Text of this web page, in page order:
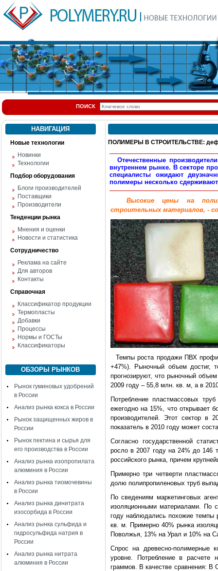
ПОИСК
НАВИГАЦИЯ
Новые технологии
Новинки
Технологии
Подбор оборудования
Блоги производителей
Поставщики
Производители
Тенденции рынка
Мнения и оценки
Новости и статистика
Сотрудничество
Реклама на сайте
Для авторов
Контакты
Справочная
Классификатор продукции
Термопласты
Добавки
Процессы
Нормы и ГОСТы
Классификаторы
ОБЗОРЫ РЫНКОВ
Рынок гуминовых удобрений
в России
Анализ рынка кокса в России
Рынок защищенных жиров в
России
Рынок пектина и сырья для
его производства в России
Анализ рынка изопропилата
алюминия в России
Анализ рынка тиомочевины
в России
Анализ рынка динитрата
изосорбида в России
Анализ рынка сульфида и
гидросульфида натрия в
России
Анализ рынка нитрата
алюминия в России
ПОЛИМЕРЫ В СТРОИТЕЛЬСТВЕ:
Отечественные
внутреннем рынке. В секторе
специалисты ожидают
полимеры несколько
Высокие цены на
строительных материалов, -
Темпы роста продажи ПВХ
+47%). Рыночный объем достиг,
прогнозируют, что рыночный
2009 году – 55,8 млн. кв. м, а в
Потребление пластмассовых
ежегодно на 15%, что открывает
производителей. Этот сектор в
показатель в 2010 году может
Согласно государственной
росло в 2007 году на 24% до 146
российского рынка, причем
Примерно три четверти
долю полипропиленовых труб
По сведениям маркетинговых
изоляционными материалами. По
году наблюдались похожие
кв. м. Примерно 40% рынка
Поволжья, 13% на Урал и 10% на
Спрос на древесно-полимерные
уровне. Потребление в
граммов. В качестве сравнения: В